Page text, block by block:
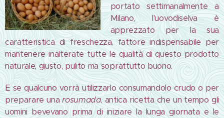
portato settimanalmente a
Milano, l'uovodiselva è
apprezzato per la sua
caratteristica di freschezza, fattore indispensabile per
mantenere inalterate tutte le qualità di questo prodotto
naturale, giusto, pulito ma soprattutto buono.
E se qualcuno vorrà utilizzarlo consumandolo crudo o per
preparare unarosumada, antica ricetta che un tempo gli
uomini bevevano prima di iniziare la lunga giornata e le